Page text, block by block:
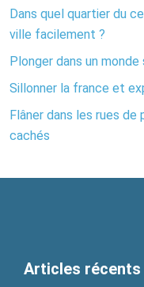
Dans quel quartier du
ville facilement ?
Plonger dans un
Sillonner la france et
Flâner dans les rues
cachés
Articles récents